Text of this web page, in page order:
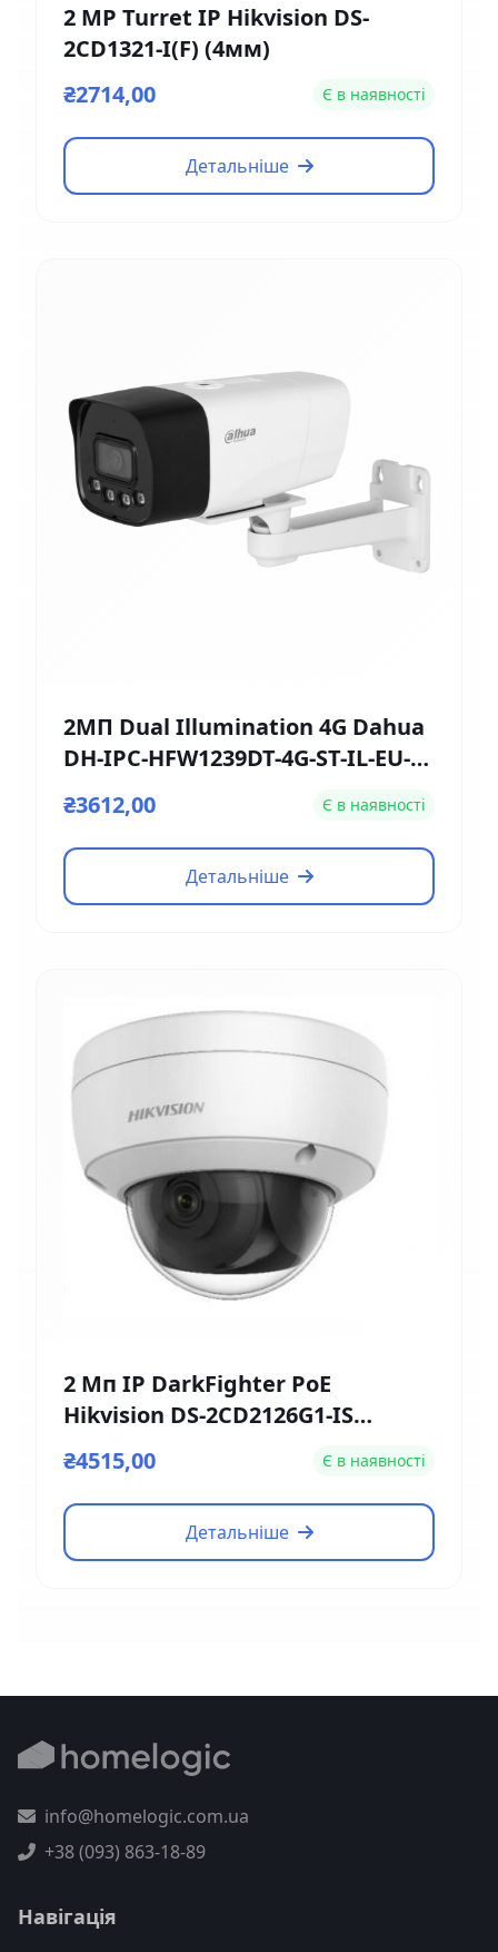
2 MP Turret IP Hikvision DS-
2CD1321-I(F) (4мм)
₴2714,00
Є в наявності
Детальніше
2МП Dual Illumination 4G Dahua
DH-IPC-HFW1239DT-4G-ST-IL-EU-B
₴3612,00 Є в наявності
Детальніше
2 Мп IP DarkFighter PoE
Hikvision DS-2CD2126G1-IS
(2.8мм)
₴4515,00 Є в наявності
Детальніше
info@homelogic.com.ua
+38 (093) 863-18-89
Навігація